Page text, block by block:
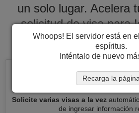
un solo lugar. Acelera
solicitud de visa para
Futuna.
Solicite varias visas a la vez
de ingresar información
Whoops! El servidor está en
espíritus.
Inténtalo de nuevo
Recarga la página